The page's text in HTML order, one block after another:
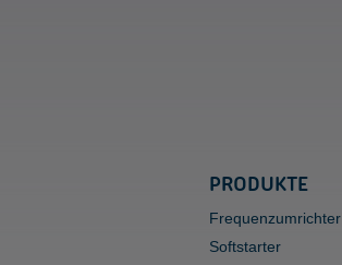
PRODUKTE
Frequenzumrichter
Softstarter